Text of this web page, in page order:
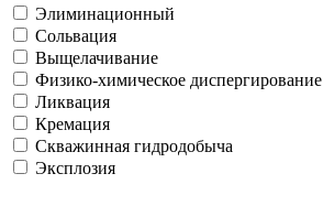
Элиминационный
Сольвация
Выщелачивание
Физико-химическое диспергирование
Ликвация
Кремация
Скважинная гидродобыча
Эксплозия